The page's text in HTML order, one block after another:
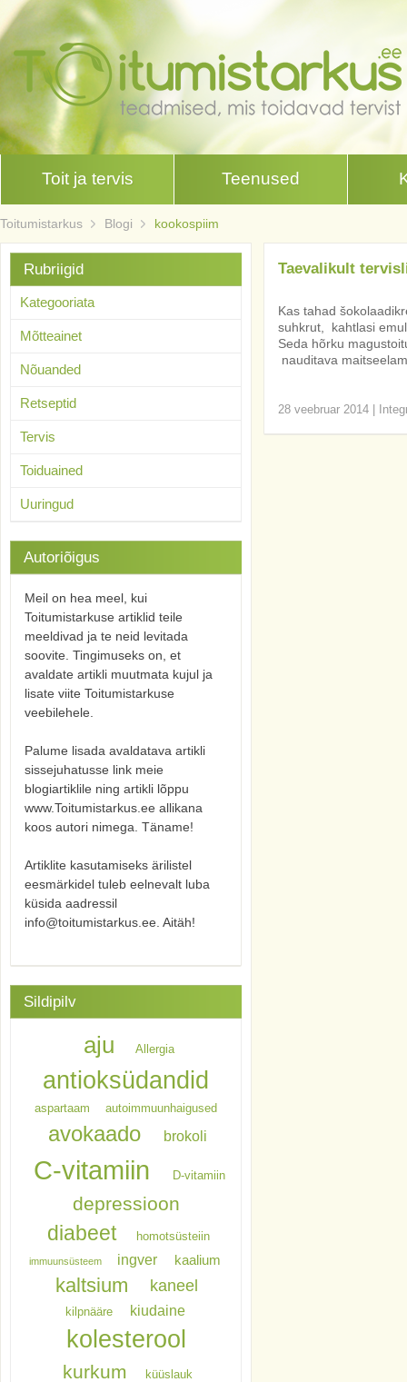
Toit ja tervis Teenused
Toitumistarkus Blogi kookospiim
Taevalikult
Kas tahad
suhkrut, kahtlasi
Seda hõrku
nauditava
28 veebruar 2014
Rubriigid
Kategooriata
Mõtteainet
Nõuanded
Retseptid
Tervis
Toiduained
Uuringud
Autoriõigus
Meil on hea meel, kui
Toitumistarkuse artiklid teile
meeldivad ja te neid levitada
soovite. Tingimuseks on, et
avaldate artikli muutmata kujul ja
lisate viite Toitumistarkuse
veebilehele.
Palume lisada avaldatava artikli
sissejuhatusse link meie
blogiartiklile ning artikli lõppu
www.Toitumistarkus.ee allikana
koos autori nimega. Täname!
Artiklite kasutamiseks ärilistel
eesmärkidel tuleb eelnevalt luba
küsida aadressil
info@toitumistarkus.ee. Aitäh!
Sildipilv
aju Allergia
antioksüdandid
aspartaam autoimmuunhaigused
avokaado brokoli
C-vitamiin D-vitamiin
depressioon
diabeet homotsüsteiin
immuunsüsteem ingver kaalium
kaltsium kaneel
kilpnääre kiudaine
kolesterool
kurkum küüslauk